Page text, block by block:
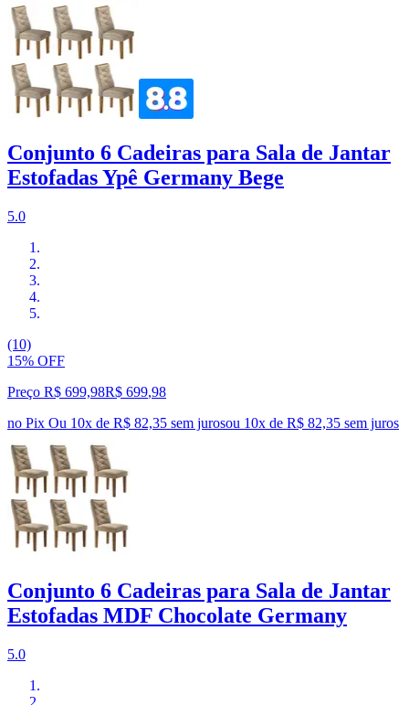
Conjunto 6 Cadeiras para Sala de Jantar
Estofadas Ypê Germany Bege
5.0
(10)
15% OFF
Preço R$ 699,98R$ 699,98
no Pix Ou 10x de R$ 82,35 sem jurosou 10x de R$ 82,35 sem juros
Conjunto 6 Cadeiras para Sala de Jantar
Estofadas MDF Chocolate Germany
5.0